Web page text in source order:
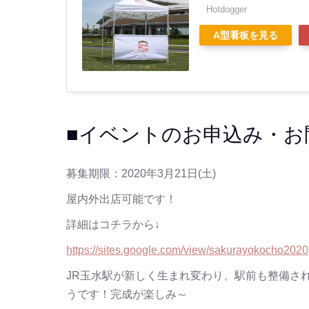
Hotdogger
A型看板を見る
■イベントのお申込み・
募集期限：2020年3月21日(土)
屋内外出店可能です！
詳細はコチラから↓
https://sites.google.com/view/sakurayokocho2020
JR玉水駅が新しく生まれ変わり、駅前も整備さ
うです！完成が楽しみ～